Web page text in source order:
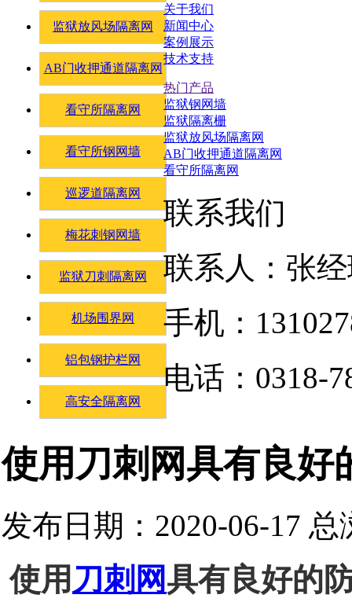
监狱放风场隔离网
AB门收押通道隔离网
看守所隔离网
看守所钢网墙
巡逻道隔离网
梅花刺钢网墙
监狱刀刺隔离网
机场围界网
铝包钢护栏网
高安全隔离网
使用刀刺网具有良好
发布日期：2020-06-17 总
使用 刀刺网具有良好的
关于我们
新闻中心
案例展示
技术支持
热门产品
监狱钢网墙
监狱隔离栅
监狱放风场隔离网
AB门收押通道隔离网
看守所隔离网
联系我们
联系人：张
手机：
电话：0318-